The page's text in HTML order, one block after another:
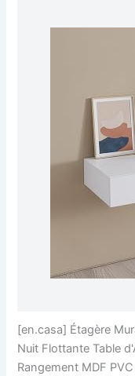
[en.casa] Étagère
Nuit Flottante Table
Rangement MDF